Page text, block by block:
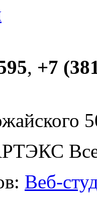
, +7
Веб-